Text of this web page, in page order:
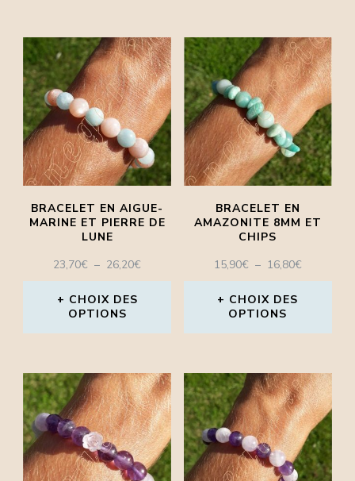
produit
produit
a
plusieurs
variations.
Les
options
peuvent
être
choisies
sur
la
page
du
BRACELET EN AIGUE-
MARINE ET PIERRE DE
LUNE
23,70€ – 26,20€PLAGE
DE
À
CHOIX DES
OPTIONS
produit
a
plusieurs
variations.
Les
BRACELET EN
AMAZONITE 8MM ET
CHIPS
15,90€ – 16,80€PLAGE
DE
À
CHOIX DES
OPTIONS
produit
a
plusieurs
variations.
Les